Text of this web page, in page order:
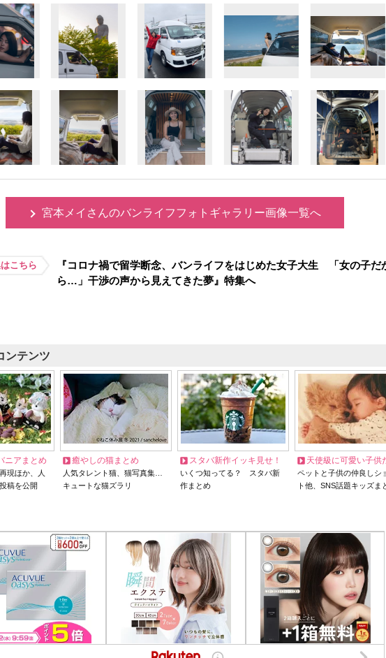
宮本メイさんのバンライフフォトギャラリー画像一覧へ
こちら
『コロナ禍で留学断念、バンライフをはじめた女子大生 「女の子だ
ら…」干渉の声から見えてきた夢』特集へ
ンテンツ
ニアまとめ
現ほか、人
稿を公開
癒やしの猫まとめ
人気タレント猫、猫写真集…
キュートな猫ズラリ
スタバ新作イッキ見せ！
いくつ知ってる？ スタバ新
作まとめ
天使級に可愛い子供
ペットと子供の仲良しシ
ト他、SNS話題キッズま